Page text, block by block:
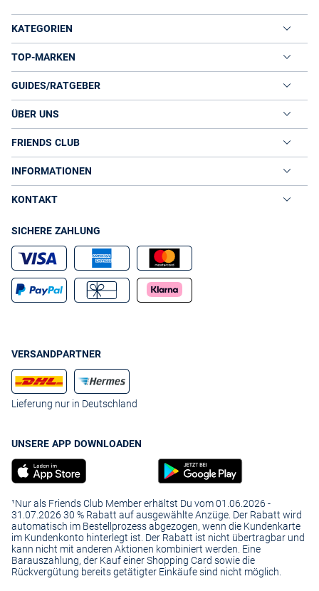
KATEGORIEN
TOP-MARKEN
GUIDES/RATGEBER
ÜBER UNS
FRIENDS CLUB
INFORMATIONEN
KONTAKT
SICHERE ZAHLUNG
VERSANDPARTNER
Lieferung nur in Deutschland
UNSERE APP DOWNLOADEN
¹Nur als Friends Club Member erhältst Du vom 01.06.2026 -
31.07.2026 30 % Rabatt auf ausgewählte Anzüge. Der Rabatt wird
automatisch im Bestellprozess abgezogen, wenn die Kundenkarte
im Kundenkonto hinterlegt ist. Der Rabatt ist nicht übertragbar und
kann nicht mit anderen Aktionen kombiniert werden. Eine
Barauszahlung, der Kauf einer Shopping Card sowie die
Rückvergütung bereits getätigter Einkäufe sind nicht möglich.